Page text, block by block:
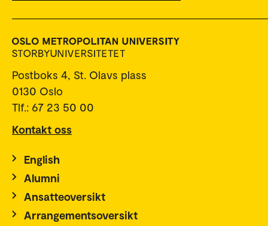
Postboks 4, St. Olavs plass
0130 Oslo
Tlf.: 67 23 50 00
Kontakt oss
English
Alumni
Ansatteoversikt
Arrangementsoversikt